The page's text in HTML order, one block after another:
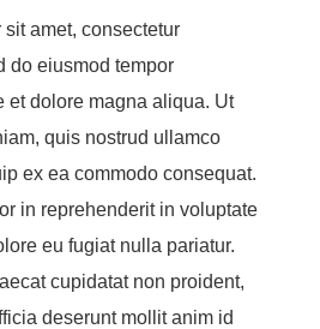
sit amet, consectetur
do eiusmod tempor
et dolore magna aliqua. Ut
quis nostrud ullamco
ex ea commodo consequat.
in reprehenderit in voluptate
eu fugiat nulla pariatur.
cupidatat non proident,
deserunt mollit anim id